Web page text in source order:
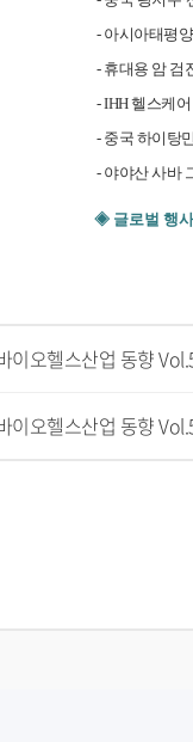
- 아시아태평
- 휴대용 암 검
-IHH 헬스케
- 중국 하이탕
- 야야산 사바
◈ 글로벌 행사
이오헬스산업 동향
이오헬스산업 동향